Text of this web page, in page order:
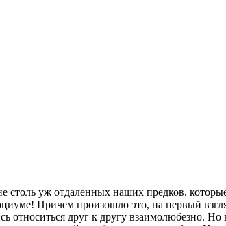
уж отдаленных наших предков,
Причем произошло это, на первый
относиться друг к другу взаимолюбезно. Но